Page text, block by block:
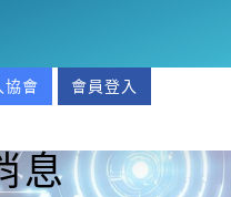
協會 會員登入
息